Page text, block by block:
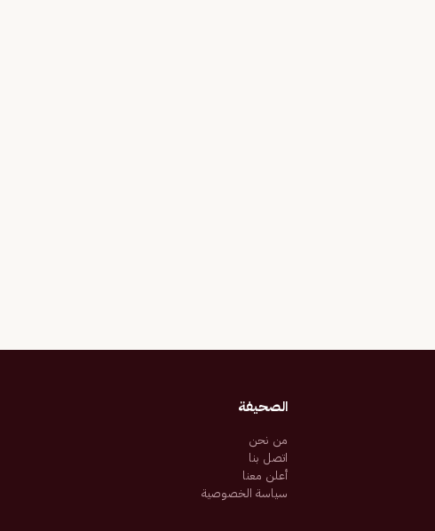
الصحيفة
من نحن
اتصل بنا
أعلن معنا
سياسة الخصوصية